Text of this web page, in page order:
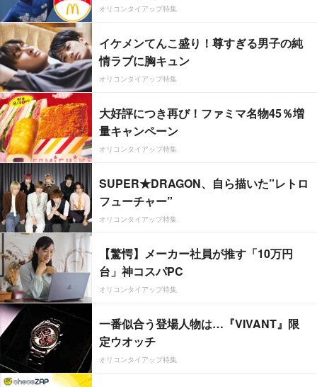
オリコンタイアップ特集
イケメンてんこ盛り！尊すぎる男子の純
情ラブに胸キュン
オリコンタイアップ特集
大好評につき再び！ファミマ名物45％増
量キャンペーン
オリコンタイアップ特集
SUPER★DRAGON、自ら描いた”レトロ
フューチャー”
オリコンタイアップ特集
【驚愕】メーカー社員が推す「10万円
台」神コスパPC
オリコンタイアップ特集
一番似合う登場人物は…『VIVANT』限
定ウオッチ
オリコンタイアップ特集